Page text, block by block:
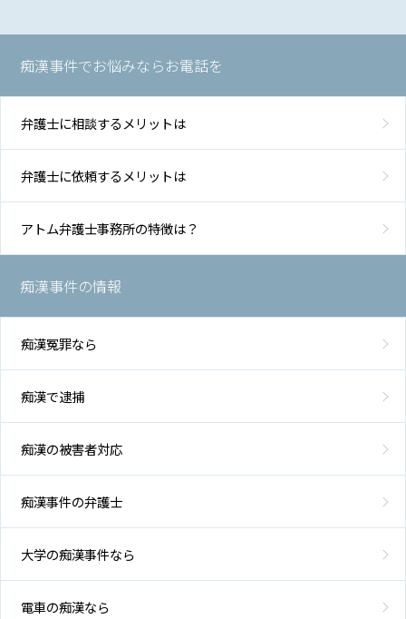
痴漢事件でお悩みならお電話を
弁護士に相談するメリットは
弁護士に依頼するメリットは
アトム弁護士事務所の特徴は？
痴漢事件の情報
痴漢冤罪なら
痴漢で逮捕
痴漢の被害者対応
痴漢事件の弁護士
大学の痴漢事件なら
電車の痴漢なら